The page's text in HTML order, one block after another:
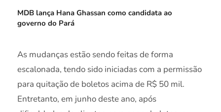
MDB lança Hana Ghassan como candidata ao
governo do Pará
As mudanças estão sendo feitas de forma
escalonada, tendo sido iniciadas com a permissão
para quitação de boletos acima de R$ 50 mil.
Entretanto, em junho deste ano, após